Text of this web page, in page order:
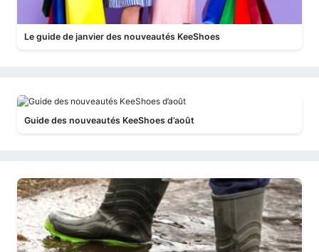
Le guide de janvier des nouveautés KeeShoes
Guide des nouveautés KeeShoes d’août